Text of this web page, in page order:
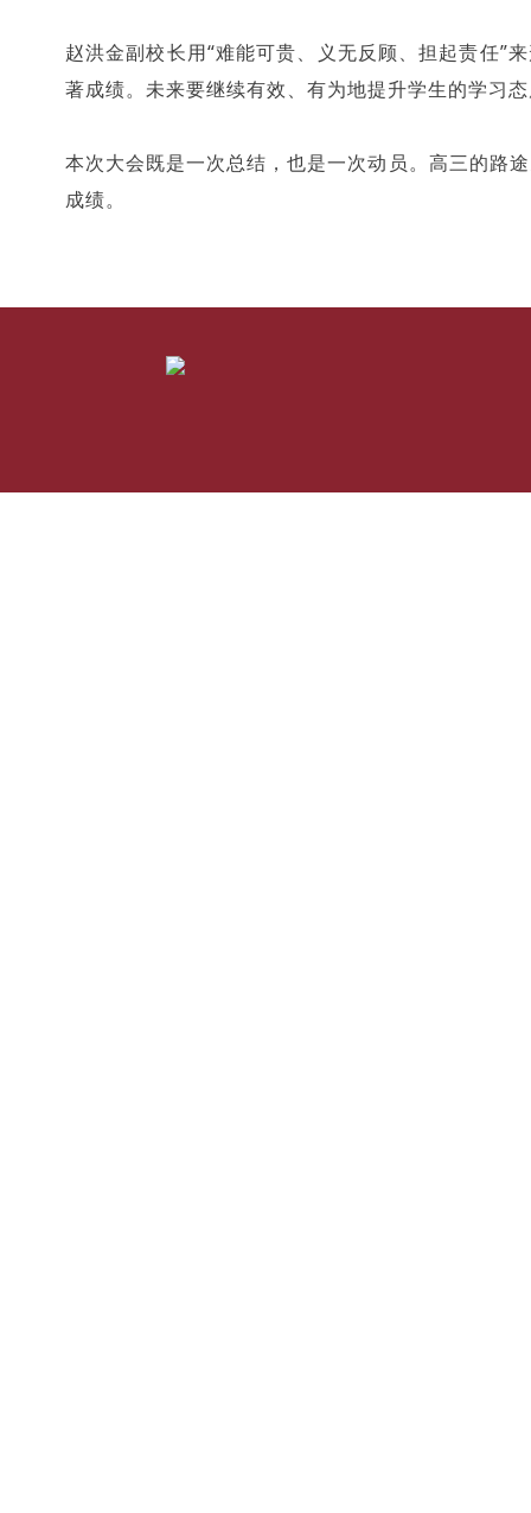
赵洪金副校长用“难能可贵、义无反顾、担起责任”
著成绩。未来要继续有效、有为地提升学生的学习
本次大会既是一次总结，也是一次动员。高三的路
成绩。